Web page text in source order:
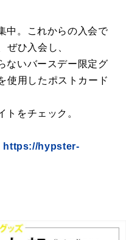
中。これからの入会で
ぜひ入会し、
ないバースデー限定グ
使用したポストカード
をチェック。
https://hypster-